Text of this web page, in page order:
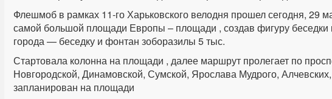
Флешмоб в рамках 11-го Харьковского велодня прошел сегодня, 29
самой большой площади Европы – площади , создав фигуру
города — беседку и фонтан зоборазилы 5 тыс.
Стартовала колонна на площади , далее маршрут пролегает по
Новгородской, Динамовской, Сумской, Ярослава Мудрого,
запланирован на площади